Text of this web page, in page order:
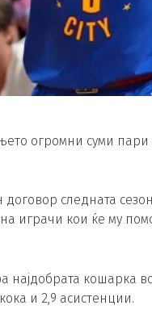
огромни суми
следната
играчи кои ќе му
најдобрата кошарка
и 2,9 асистенции.